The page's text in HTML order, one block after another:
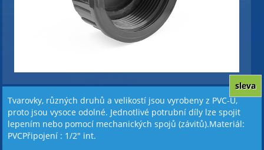
Tvarovky, různých druhů a velikostí jsou vyrobeny z PVC-U,
proto jsou vysoce odolné. Jednotlivé potrubní díly lze spojit
lepením nebo pomocí mechanických spojů (závitů).Materiál:
PVCPřipojení : 1/2" int.
sleva